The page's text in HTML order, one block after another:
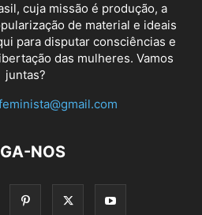
cuja missão é produção, a
de material e ideais
para disputar consciências e
das mulheres. Vamos
juntas?
NOS